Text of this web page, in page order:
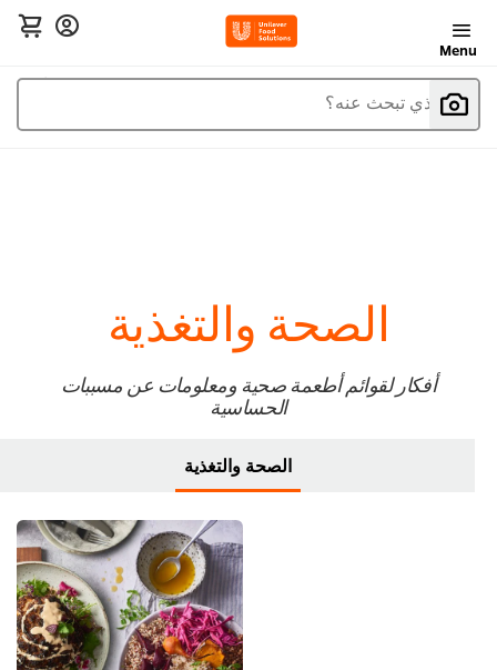
Menu
ما الذي تبحث عنه؟
الصحة والتغذية
أفكار لقوائم أطعمة صحية ومعلومات عن مسببات
الحساسية
الصحة والتغذية